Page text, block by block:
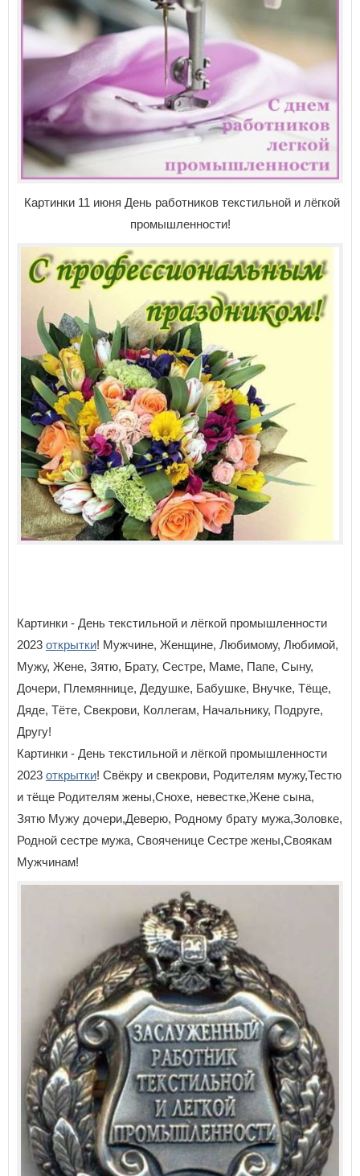
Картинки 11 июня День работников текстильной и лёгкой
промышленности!
Картинки - День текстильной и лёгкой промышленности
2023 открытки! Мужчине, Женщине, Любимому, Любимой,
Мужу, Жене, Зятю, Брату, Сестре, Маме, Папе, Сыну,
Дочери, Племяннице, Дедушке, Бабушке, Внучке, Тёще,
Дяде, Тёте, Свекрови, Коллегам, Начальнику, Подруге,
Другу!
Картинки - День текстильной и лёгкой промышленности
2023 открытки! Свёкру и свекрови, Родителям мужу,Тестю
и тёще Родителям жены,Снохе, невестке,Жене сына,
Зятю Мужу дочери,Деверю, Родному брату мужа,Золовке,
Родной сестре мужа, Свояченице Сестре жены,Своякам
Мужчинам!